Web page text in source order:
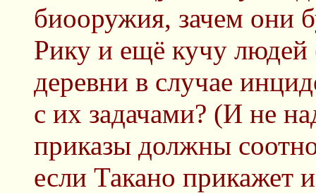
биооружия, зачем они
Рику и ещё кучу людей
деревни в случае
с их задачами? (И не
приказы должны
если Такано прикажет